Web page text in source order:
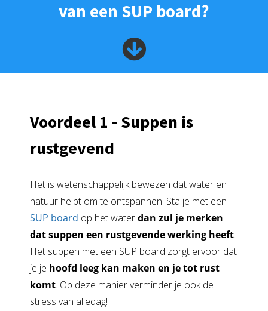
van een SUP board?
Voordeel 1 - Suppen is
rustgevend
Het is wetenschappelijk bewezen dat water en
natuur helpt om te ontspannen. Sta je met een
SUP board op het waterdan zul je merken
dat suppen een rustgevende werking heeft.
Het suppen met een SUP board zorgt ervoor dat
je je hoofd leeg kan maken en je tot rust
komt. Op deze manier verminder je ook de
stress van alledag!